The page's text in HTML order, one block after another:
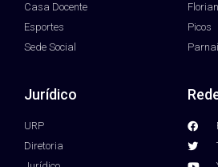
Casa Docente
Esportes
Sede Social
Picos
Jurídico
URP
Diretoria